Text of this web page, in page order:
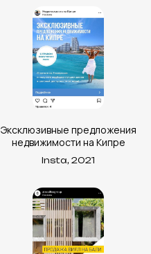
Эксклюзивные предложения
недвижимости на Кипре
Insta, 2021